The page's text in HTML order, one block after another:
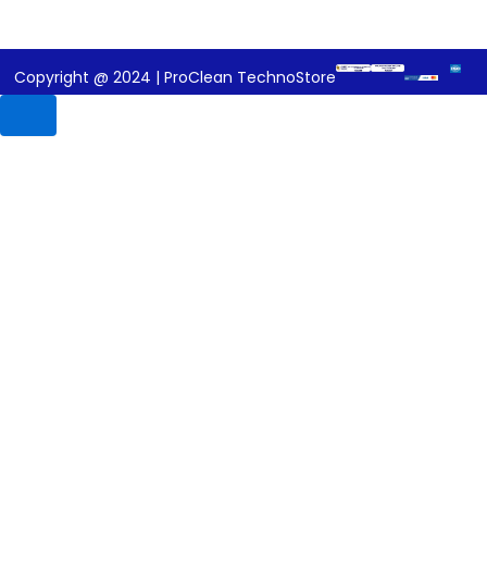
Copyright @ 2024 | ProClean TechnoStore